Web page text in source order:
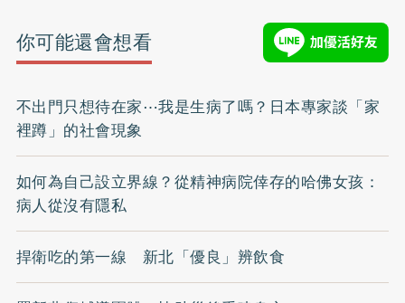
你可能還會想看
不出門只想待在家⋯我是生病了嗎？日本專家談「家
裡蹲」的社會現象
如何為自己設立界線？從精神病院倖存的哈佛女孩：
病人從沒有隱私
捍衛吃的第一線 新北「優良」辨飲食